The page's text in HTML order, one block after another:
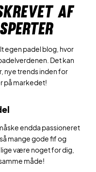
AF
egen padel blog, hvor
Det kan
nye trends inden for
på markedet!
endda passioneret
mange gode fif og
være noget for dig,
måde!